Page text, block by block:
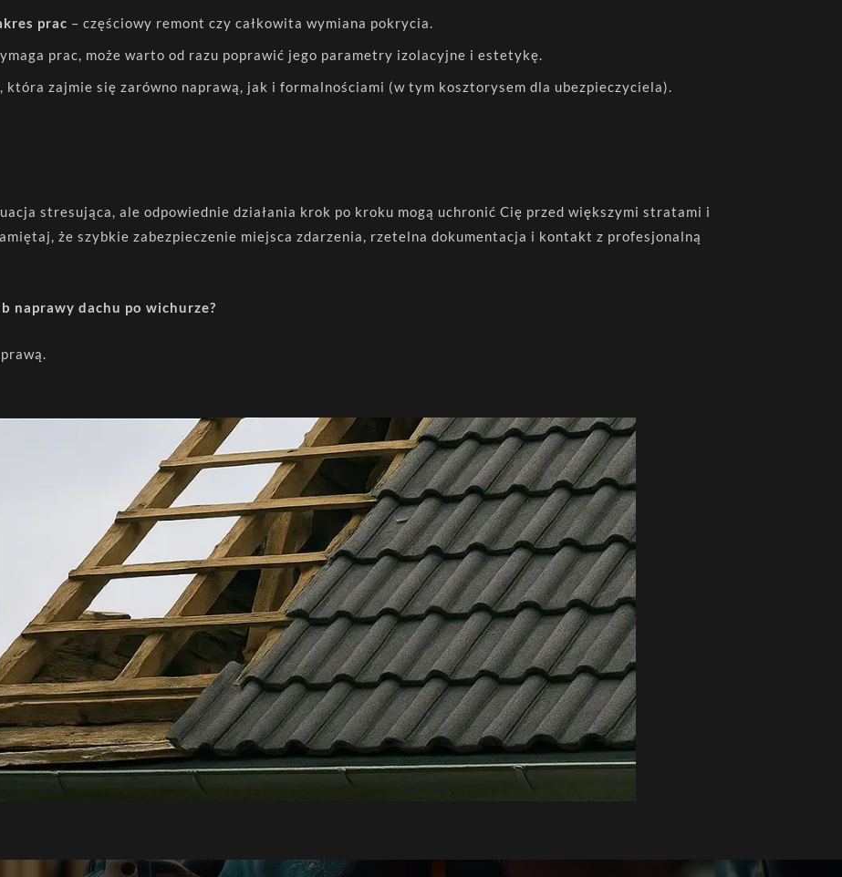
prac – częściowy remont czy całkowita wymiana pokrycia.
prac, może warto od razu poprawić jego parametry izolacyjne i estetykę.
, która zajmie się zarówno naprawą, jak i formalnościami (w tym kosztorysem dla ubezpieczyciela).
stresująca, ale odpowiednie działania krok po kroku mogą uchronić Cię przed większymi stratami i
że szybkie zabezpieczenie miejsca zdarzenia, rzetelna dokumentacja i kontakt z profesjonalną
naprawy dachu po wichurze?